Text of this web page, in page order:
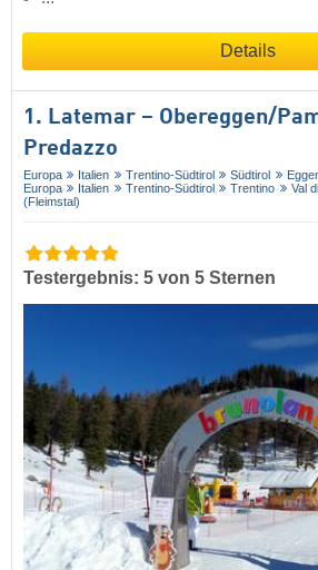
Details
1. Latemar – Obereggen/​
Predazzo
Europa Italien Trentino-Südtirol Südtirol
Europa
Italien Trentino-Südtirol Trentino
Val
(Fleimstal)
Testergebnis: 5 von 5 Sternen